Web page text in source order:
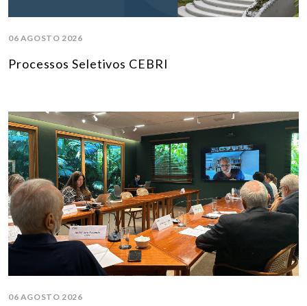
06 AGOSTO 2026
Processos Seletivos CEBRI
06 AGOSTO 2026